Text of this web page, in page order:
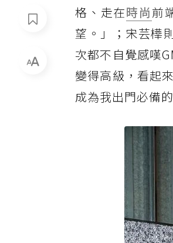
格、走在時尚前
望。」；宋芸樺
次都不自覺感嘆
變得高級，看起
成為我出門必備的